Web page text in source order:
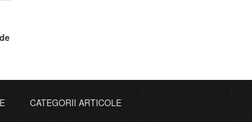
CATEGORII ARTICOLE